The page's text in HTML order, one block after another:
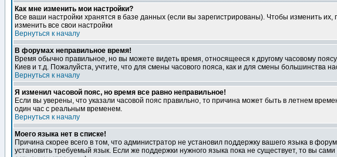
Как мне изменить мои настройки?
Все ваши настройки хранятся в базе данных (если вы зарегистрированы). Чтобы изменить их,
изменить все свои настройки
Вернуться к началу
В форумах неправильное время!
Время обычно правильное, но вы можете видеть время, относящееся к другому часовому
Киев и т.д. Пожалуйста, учтите, что для смены часового пояса, как и для смены большинства
Вернуться к началу
Я изменил часовой пояс, но время все равно неправильное!
Если вы уверены, что указали часовой пояс правильно, то причина может быть в летнем
один час с реальным временем.
Вернуться к началу
Моего языка нет в списке!
Причина скорее всего в том, что администратор не установил поддержку вашего языка в
установить требуемый язык. Если же поддержки нужного языка пока не существует, то вы